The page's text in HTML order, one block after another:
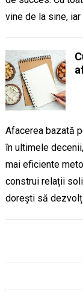
vine de la sine,
Afacerea bazată
în ultimele
mai eficiente
construi relații
dorești să